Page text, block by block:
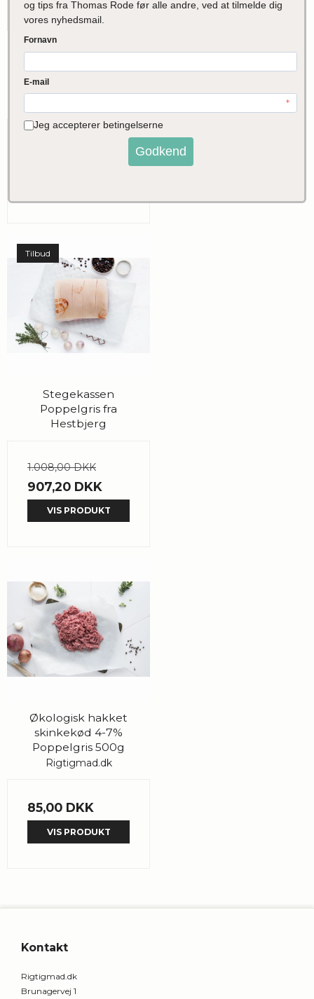
Økologisk porchetta
af Poppelgris
Tilbud
Stegekassen
Poppelgris fra
Hestbjerg
1.008,00 DKK
907,20 DKK
VIS PRODUKT
Økologisk hakket
skinkekød 4-7%
Poppelgris 500g
Rigtigmad.dk
85,00 DKK
VIS PRODUKT
Kontakt
Rigtigmad.dk
Brunagervej 1